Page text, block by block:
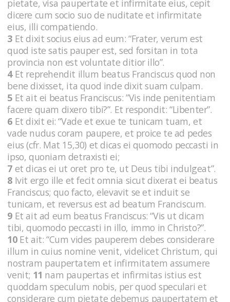
pietate, visa paupertate et infirmitate eius, cepit
dicere cum socio suo de nuditate et infirmitate
eius, illi compatiendo.
3 Et dixit socius eius ad eum: “Frater, verum est
quod iste satis pauper est, sed forsitan in tota
provincia non est voluntate ditior illo”.
4Et reprehendit illum beatus Franciscus quod non
bene dixisset, ita quod inde dixit suam culpam.
5 Et ait ei beatus Franciscus: ”Vis inde penitentiam
facere quam dixero tibi?”. Et respondit: “Libenter”.
6 Et dixit ei: “Vade et exue te tunicam tuam, et
vade nudus coram paupere, et proice te ad pedes
eius (cfr. Mat 15,30) et dicas ei quomodo peccasti in
ipso, quoniam detraxisti ei;
7 et dicas ei ut oret pro te, ut Deus tibi indulgeat”.
8 Ivit ergo ille et fecit omnia sicut dixerat ei beatus
Franciscus; quo facto, elevavit se et induit se
tunicam, et reversus est ad beatum Franciscum.
9 Et ait ad eum beatus Franciscus: “Vis ut dicam
tibi, quomodo peccasti in illo, immo in Christo?”.
10Et ait: “Cum vides pauperem debes considerare
illum in cuius nomine venit, videlicet Christum, qui
nostram paupertatem et infirmitatem assumere
venit; 11 nam paupertas et infirmitas istius est
quoddam speculum nobis, per quod speculari et
considerare cum pietate debemus paupertatem et